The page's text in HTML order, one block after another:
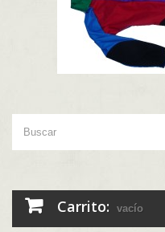
Carrito: vacío